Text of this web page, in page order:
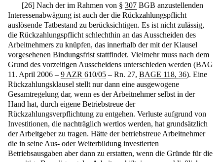
[26] Nach der im Rahmen von §307 BGB anzustellenden
Interessenabwägung ist auch der die Rückzahlungspflicht
auslösende Tatbestand zu berücksichtigen. Es ist nicht zulässig,
die Rückzahlungspflicht schlechthin an das Ausscheiden des
Arbeitnehmers zu knüpfen, das innerhalb der mit der Klausel
vorgesehenen Bindungsfrist stattfindet. Vielmehr muss nach dem
Grund des vorzeitigen Ausscheidens unterschieden werden (BAG
11. April 2006 – 9 AZR 610/05 – Rn. 27, BAGE 118, 36). Eine
Rückzahlungsklausel stellt nur dann eine ausgewogene
Gesamtregelung dar, wenn es der Arbeitnehmer selbst in der
Hand hat, durch eigene Betriebstreue der
Rückzahlungsverpflichtung zu entgehen. Verluste aufgrund von
Investitionen, die nachträglich wertlos werden, hat grundsätzlich
der Arbeitgeber zu tragen. Hätte der betriebstreue Arbeitnehmer
die in seine Aus- oder Weiterbildung investierten
Betriebsausgaben aber dann zu erstatten, wenn die Gründe für die